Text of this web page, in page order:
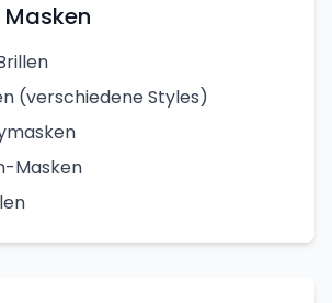
(verschiedene Styles)
Masken